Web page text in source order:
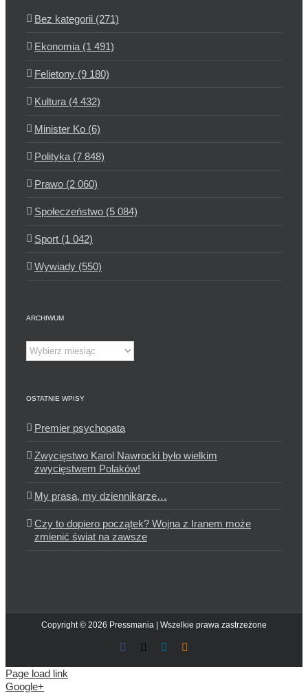
Bez kategorii (271)
Ekonomia (1 491)
Felietony (9 180)
Kultura (4 432)
Minister Ko (6)
Polityka (7 848)
Prawo (2 060)
Społeczeństwo (5 084)
Sport (1 042)
Wywiady (550)
ARCHIWUM
Archiwum
OSTATNIE WPISY
Premier psychopata
Zwycięstwo Karol Nawrocki było wielkim
zwycięstwem Polaków!
My prasa, my dziennikarze…
Czy to dopiero początek? Wojna z Iranem może
zmienić świat na zawsze
Copyright © 2026 Pressmania | Wszelkie prawa zastrzeżone
Facebook LinkedIn
Page load link
Google+